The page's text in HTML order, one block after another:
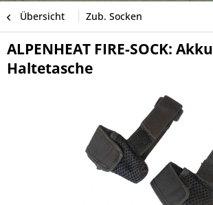
Übersicht Zub. Socken
ALPENHEAT FIRE-SOCK: Akku
Haltetasche